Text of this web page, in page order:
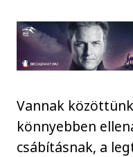
Vannak
könnyebben
csábításnak, a